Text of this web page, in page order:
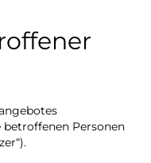
Personen